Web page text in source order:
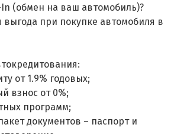
(обмен на ваш автомобиль)?
выгода при покупке автомобиля в
от 1.9% годовых;
взнос от 0%;
программ;
документов – паспорт и